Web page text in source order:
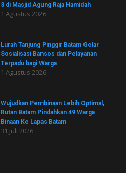
3 di Masjid Agung Raja Hamidah
1 Agustus 2026
Lurah Tanjung Pinggir Batam Gelar
Sosialisasi Bansos dan Pelayanan
Terpadu bagi Warga
1 Agustus 2026
Wujudkan Pembinaan Lebih Optimal,
Rutan Batam Pindahkan 49 Warga
Binaan Ke Lapas Batam
31 Juli 2026